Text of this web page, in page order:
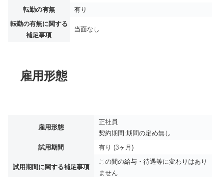
転勤の有無
有り
転勤の有無に関する
補足事項
当面なし
雇用形態
雇用形態
正社員
契約期間:期間の定め無し
試用期間
有り (3ヶ月)
試用期間に関する補足事項
この間の給与・待遇等に変わりはあり
ません